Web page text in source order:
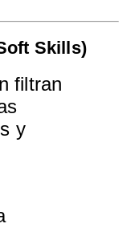
Skills)
filtran
y